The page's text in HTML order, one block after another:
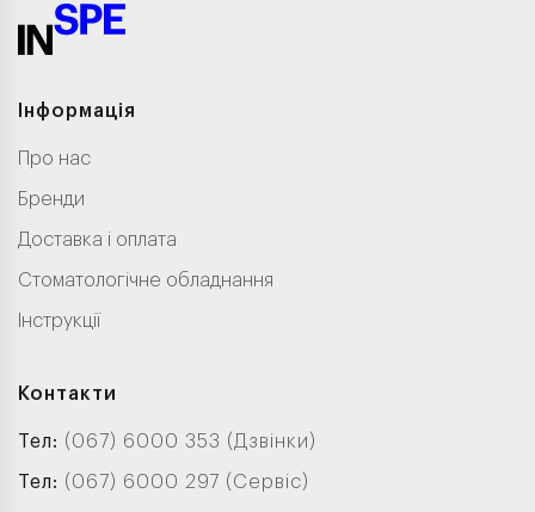
Інформація
Про нас
Бренди
Доставка і оплата
Стоматологічне обладнання
Інструкції
Контакти
Тел: (067) 6000 353 (Дзвінки)
Тел: (067) 6000 297 (Сервіс)